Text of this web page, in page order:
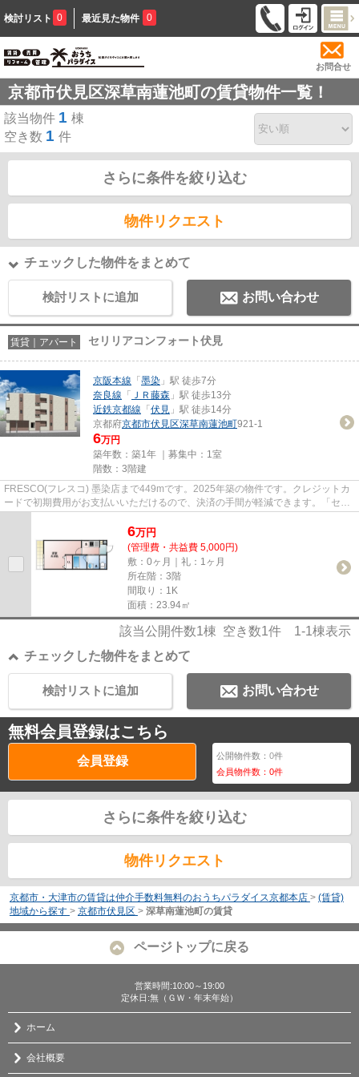
検討リスト 0 最近見た物件 0
お問合せ
京都市伏見区深草南蓮池町の賃貸物件一覧！
該当物件 1 棟
空き数 1 件
さらに条件を絞り込む
物件リクエスト
チェックした物件をまとめて
検討リストに追加 お問い合わせ
賃貸｜アパート セリリアコンフォート伏見
京阪本線 「 墨染 」駅 徒歩7分
奈良線 「 ＪＲ藤森 」駅 徒歩13分
近鉄京都線 「 伏見 」駅 徒歩14分
京都府京都市伏見区深草南蓮池町921-1
6万円
築年数：築1年 ｜募集中： 1室
階数：3階建
FRESCO(フレスコ) 墨染店まで449mです。2025年築の物件です。クレジットカ
ードで初期費用がお支払いいただけるので、決済の手間が軽減できます。「セリ
6万円
(管理費・共益費 5,000円)
敷：0ヶ月｜礼：1ヶ月
所在階：3階
間取り：1K
面積：23.94㎡
該当公開件数1棟 空き数1件 1-1棟表示
チェックした物件をまとめて
お問い合わせ
検討リストに追加
無料会員登録はこちら
会員登録 公開物件数：0件
会員物件数：0件
さらに条件を絞り込む
物件リクエスト
京都市・大津市の賃貸は仲介手数料無料のおうちパラダイス京都本店 > (賃貸)
地域から探す > 京都市伏見区 > 深草南蓮池町の賃貸
ページトップに戻る
営業時間:10:00～19:00
定休日:無（ＧＷ・年末年始）
ホーム
会社概要